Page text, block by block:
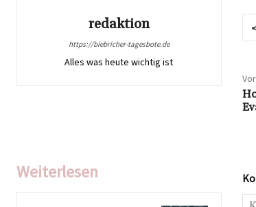
redaktion
https://biebricher-tagesbote.de
Alles was heute wichtig ist
Weiterlesen